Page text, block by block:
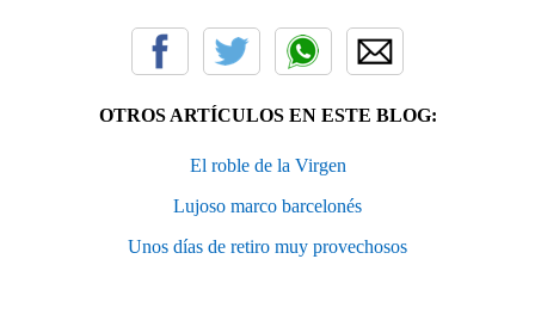
OTROS ARTÍCULOS EN ESTE BLOG:
El roble de la Virgen
Lujoso marco barcelonés
Unos días de retiro muy provechosos